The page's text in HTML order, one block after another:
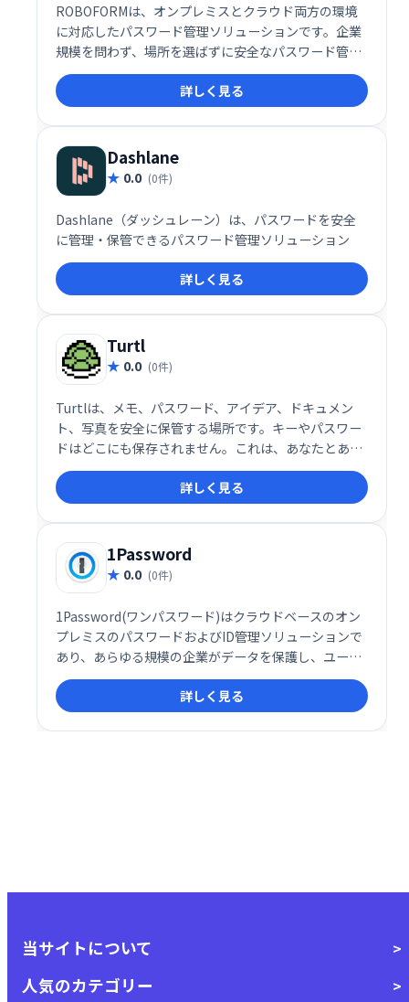
ROBOFORMは、オンプレミスとクラウド両方の環境
に対応したパスワード管理ソリューションです。企業
規模を問わず、場所を選ばずに安全なパスワード管理
を実現します。2要素認証とAES-256ビット暗号化に
よる高いセキュリティで、ログイン情報を保護しま
す。
詳しく見る
Dashlane
0.0 (0件)
Dashlane（ダッシュレーン）は、パスワードを安全
に管理・保管できるパスワード管理ソリューション
詳しく見る
Turtl
0.0 (0件)
Turtlは、メモ、パスワード、アイデア、ドキュメン
ト、写真を安全に保管する場所です。キーやパスワー
ドはどこにも保存されません。これは、あなたとあな
たが共有したい人だけがデータを読むことができるこ
とを意味します。
詳しく見る
1Password
0.0 (0件)
1Password(ワンパスワード)はクラウドベースのオン
プレミスのパスワードおよびID管理ソリューションで
あり、あらゆる規模の企業がデータを保護し、ユーザ
ー操作を集中管理できるようにします。
詳しく見る
当サイトについて
人気のカテゴリー